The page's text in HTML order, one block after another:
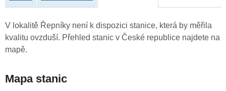
V lokalitě Řepníky není k dispozici stanice, která by měřila
kvalitu ovzduší. Přehled stanic v České republice najdete na
mapě.
Mapa stanic